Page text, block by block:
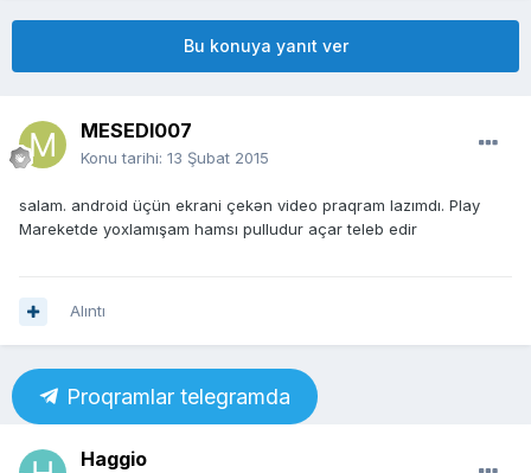
Bu konuya yanıt ver
MESEDI007
Konu tarihi: 13 Şubat 2015
salam. android üçün ekrani çekən video praqram lazımdı. Play
Mareketde yoxlamışam hamsı pulludur açar teleb edir
Alıntı
Proqramlar telegramda
Haggio